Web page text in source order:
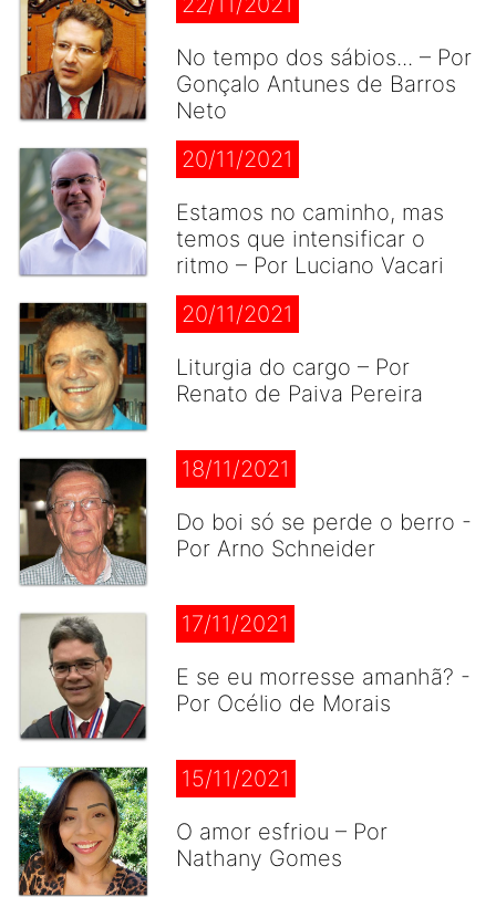
No tempo dos sábios... – Por
Gonçalo Antunes de Barros
Neto
20/11/2021
Estamos no caminho, mas
temos que intensificar o
ritmo – Por Luciano Vacari
20/11/2021
Liturgia do cargo – Por
Renato de Paiva Pereira
18/11/2021
Do boi só se perde o berro -
Por Arno Schneider
17/11/2021
E se eu morresse amanhã? -
Por Océlio de Morais
15/11/2021
O amor esfriou – Por
Nathany Gomes